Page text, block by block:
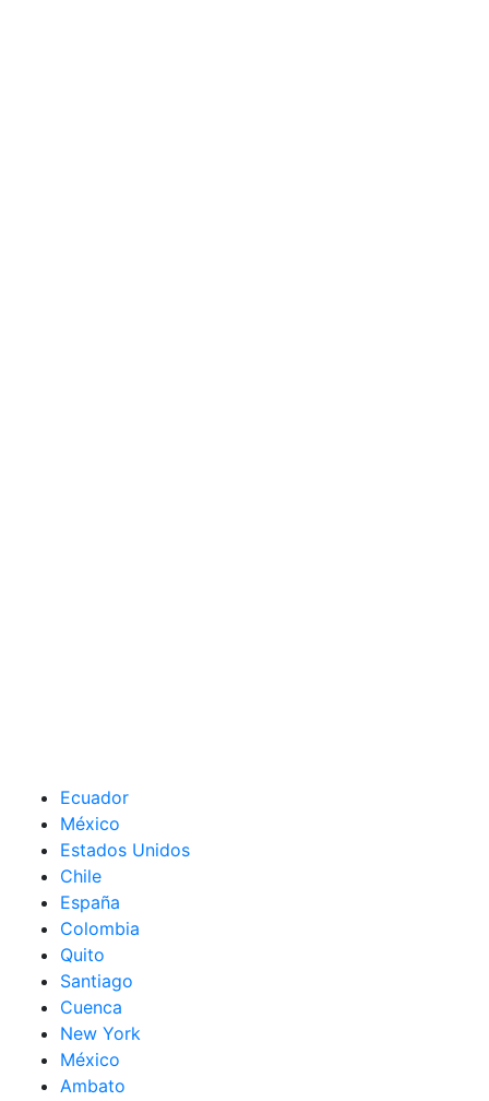
Ecuador
México
Estados Unidos
Chile
España
Colombia
Quito
Santiago
Cuenca
New York
México
Ambato